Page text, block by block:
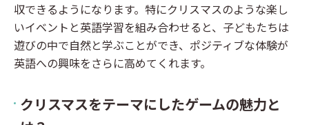
収できるようになります。特にクリスマスのような楽し
いイベントと英語学習を組み合わせると、子どもたちは
遊びの中で自然と学ぶことができ、ポジティブな体験が
英語への興味をさらに高めてくれます。
クリスマスをテーマにしたゲームの魅力と